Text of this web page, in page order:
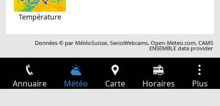
Température
Données © par MétéoSuisse,SwissWebcams,Open-Meteo.com,CAMS
ENSEMBLE data provider
Annuaire Météo Carte Horaires Plus